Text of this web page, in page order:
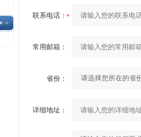
联系电话：
常用邮箱：
省份：
详细地址：